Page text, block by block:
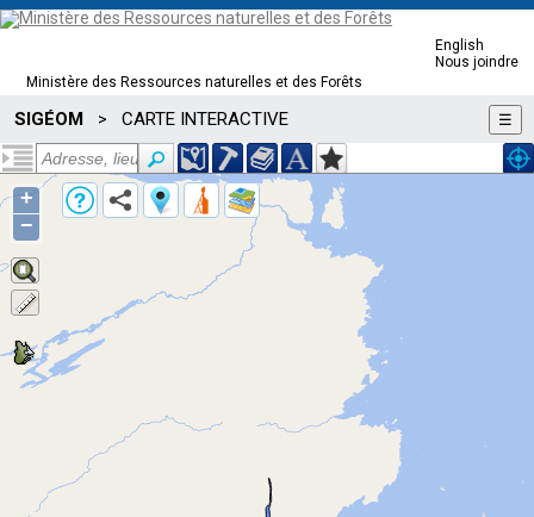
Ministère des Ressources naturelles et des Forêts
English
Nous joindre
SIGÉOM > CARTE INTERACTIVE ☰
+
−